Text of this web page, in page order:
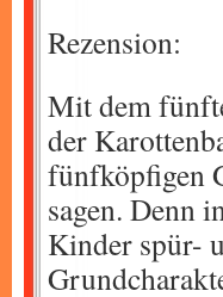
Rezension:
Mit dem
der
fünfköpfigen
sagen. Denn
Kinder spür-